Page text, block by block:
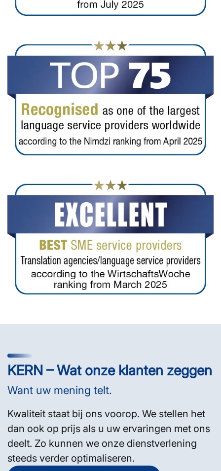
KERN – Wat onze klanten zeggen
Want uw mening telt.
Kwaliteit staat bij ons voorop. We stellen het
dan ook op prijs als u uw ervaringen met ons
deelt. Zo kunnen we onze dienstverlening
steeds verder optimaliseren.